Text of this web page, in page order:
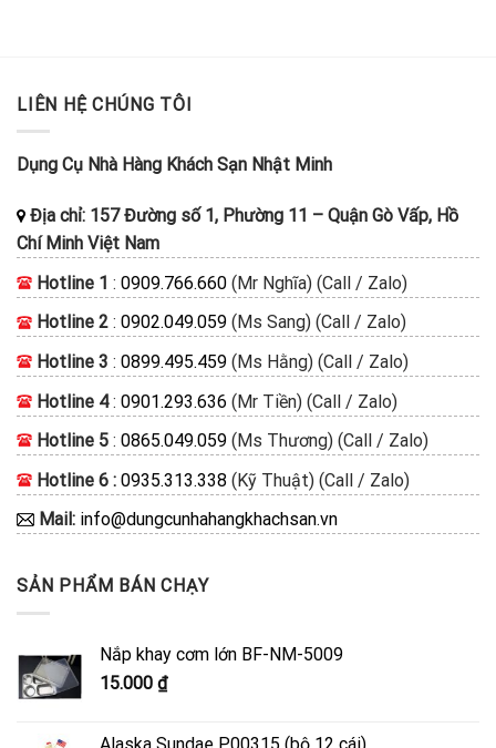
LIÊN HỆ CHÚNG TÔI
Dụng Cụ Nhà Hàng Khách Sạn Nhật Minh
Địa chỉ: 157 Đường số 1, Phường 11 – Quận Gò Vấp, Hồ
Chí Minh Việt Nam
Hotline 1 : 0909.766.660 (Mr Nghĩa) (Call / Zalo)
Hotline 2 : 0902.049.059 (Ms Sang) (Call / Zalo)
Hotline 3 : 0899.495.459 (Ms Hằng) (Call / Zalo)
Hotline 4: 0901.293.636 (Mr Tiền) (Call / Zalo)
Hotline 5 : 0865.049.059 (Ms Thương) (Call / Zalo)
Hotline 6 : 0935.313.338 (Kỹ Thuật) (Call / Zalo)
Mail: info@dungcunhahangkhachsan.vn
SẢN PHẨM BÁN CHẠY
Nắp khay cơm lớn BF-NM-5009
15.000 ₫
Alaska Sundae P00315 (bộ 12 cái)